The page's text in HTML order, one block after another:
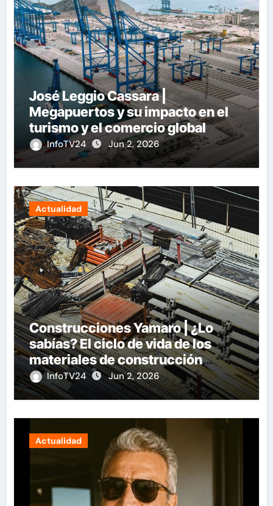
José Leggio Cassara |
Megapuertos y su impacto en el
turismo y el comercio global
InfoTV24 Jun 2, 2026
Actualidad
Construcciones Yamaro | ¿Lo
sabías? El ciclo de vida de los
materiales de construcción
revoluciona eficiencia en
proyectos modernos
InfoTV24 Jun 2, 2026
Actualidad